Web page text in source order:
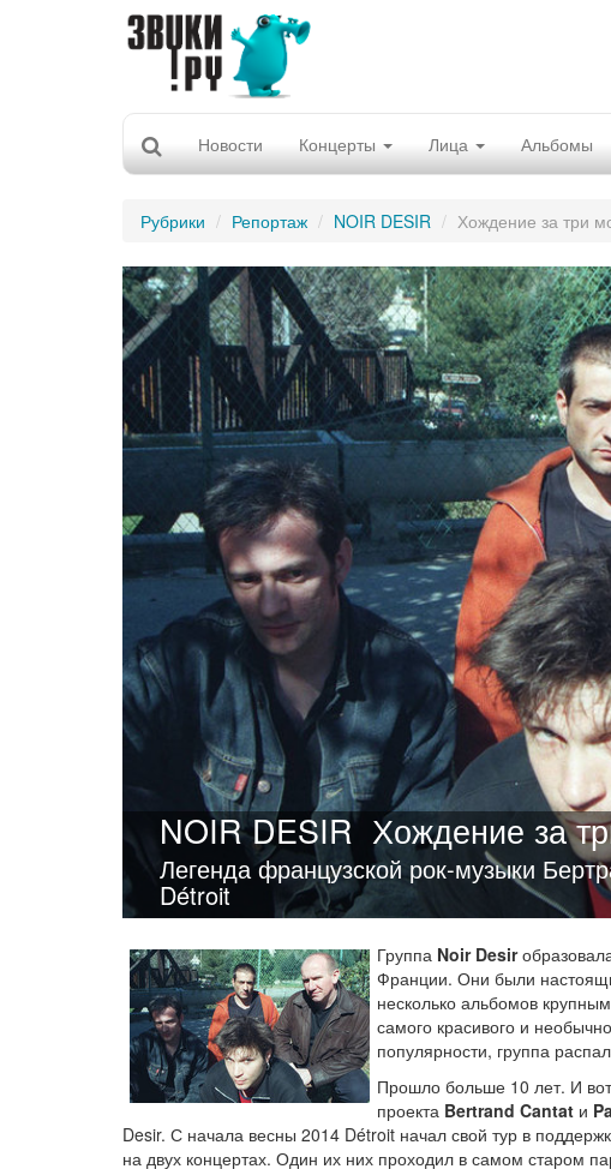
Новости Концерты Лица Альбомы
Рубрики Репортаж NOIR DESIR Хождение за три
NOIR DESIR Хождение за
Легенда французской рок-музыки
Détroit
Группа Noir Desir
Франции. Они были
несколько альбомов
самого красивого и
популярности, группа
Прошло больше 10 лет. И
проекта Bertrand Cantat и
Desir. С начала весны 2014 Détroit начал свой тур в
на двух концертах. Один их них проходил в самом старом